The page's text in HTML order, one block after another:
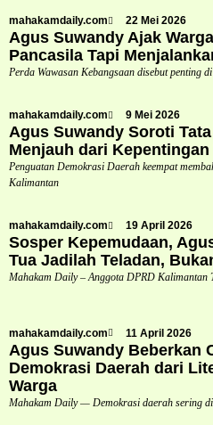
mahakamdaily.com 22 Mei 2026
Agus Suwandy Ajak
Pancasila Tapi
Perda Wawasan Kebangsaan disebut penting
mahakamdaily.com 9 Mei 2026
Agus Suwandy Soroti
Menjauh dari Kepentingan
Penguatan Demokrasi Daerah keempat
Kalimantan
mahakamdaily.com 19 April 2026
Sosper Kepemudaan,
Tua Jadilah Teladan,
Mahakam Daily – Anggota DPRD Kalimantan
mahakamdaily.com 11 April 2026
Agus Suwandy Beberkan
Demokrasi Daerah dari
Warga
Mahakam Daily — Demokrasi daerah sering